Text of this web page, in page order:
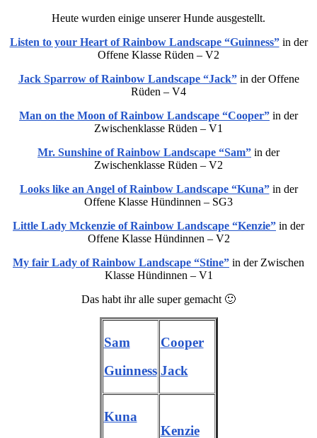
Heute wurden einige unserer Hunde ausgestellt.
Listen to your Heart of Rainbow Landscape “Guinness”in der
Offene Klasse Rüden – V2
Jack Sparrow of Rainbow Landscape “Jack”in der Offene
Rüden – V4
Man on the Moon of Rainbow Landscape “Cooper” in der
Zwischenklasse Rüden – V1
Mr. Sunshine of Rainbow Landscape “Sam” in der
Zwischenklasse Rüden – V2
Looks like an Angel of Rainbow Landscape “Kuna”in der
Offene Klasse Hündinnen – SG3
Little Lady Mckenzie of Rainbow Landscape “Kenzie” in der
Offene Klasse Hündinnen – V2
My fair Lady of Rainbow Landscape “Stine” in der Zwischen
Klasse Hündinnen – V1
Das habt ihr alle super gemacht 🙂
Sam
Guinness
Cooper
Jack
Kuna
Kenzie